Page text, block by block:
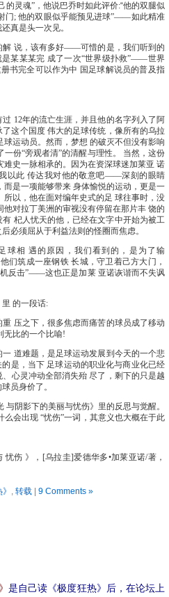
的灵魂”，他说巴乔时如此评价:“他的双腿似
门;他的双眼似乎能预见进球”——如此精准
真是头一次见。
解 说，该有多好——可惜的是，我们听到的
是某某某完 成了一次“世界级扑救”——世界
书完全可以作为中 国足球解说员的普及指
12年的流亡生涯，并且他的名字列入了阿
这个国度 伟大的足球传统，像所有的乌拉
运动员。然而，梦想 的破灭不但没有影响
份“旁观者清”的清醒与理性。 当然，这份
史一脉相承的。因为在资深球迷加莱亚 诺
以此 传达我对他的敬意吧——深刻的眼睛
是一项能够带来 身体愉悦的运动，更是一
以，他在面对编年史式的足 球往事时，没
对拉丁美洲的审视没有停留在那片丰 饶的
有 杞人忧天的他，已经在文字中开始为被工
必须屈从于利益法则的怪圈而焦虑。
球相 遇的原因，我们看到的，是为了输
们筑成一座钢铁 长城，守卫着己方大门，
机反击”——这也正是加莱 亚诺诙谐而不失讽
的一段话:
压之下，很多焦虑而痛苦的球员成了移动
无比的一个比喻!
道难题，是足球运动发展到今天的一个悲
是，当下 足球运动的职业化与商业化已经
心灵冲动全部消失殆 尽了，剩下的只是越
员身价了。
阴影下的美丽与忧伤》里的反思与觉醒。
会出现 “忧伤”一词，其意义也大概在于此
伤 》，[乌拉圭]爱德华多•加莱亚诺/著，
, 转载 9 Comments »
》是自己读《极度狂热》后，在论坛上